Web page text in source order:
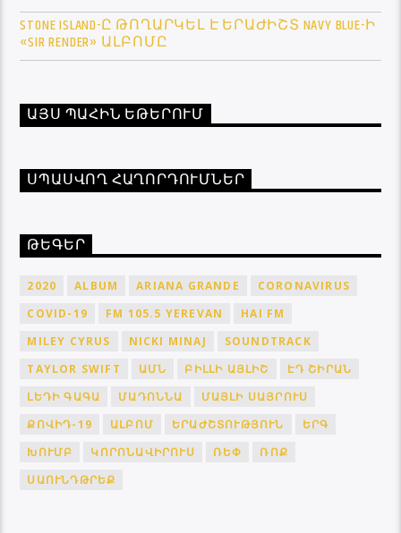
STONE ISLAND-Ը ԹՈՂԱՐԿԵԼ Է ԵՐԱԺԻՇՏ NAVY BLUE-Ի
«SIR RENDER» ԱԼԲՈՄԸ
ԱՅՍ ՊԱՀԻՆ ԵԹԵՐՈՒՄ
ՍՊԱՍՎՈՂ ՀԱՂՈՐԴՈՒՄՆԵՐ
ԹԵԳԵՐ
2020 ALBUM ARIANA GRANDE
CORONAVIRUS
COVID-19
FM 105.5 YEREVAN
HAI FM
MILEY CYRUS
NICKI MINAJ
SOUNDTRACK
TAYLOR SWIFT
ԱՄՆ ԲԻԼԼԻ ԱՅԼԻՇ
ԷԴ ՇԻՐԱՆ
ԼԵԴԻ ԳԱԳԱ
ՄԱԴՈՆՆԱ
ՄԱՅԼԻ ՍԱՅՐՈՒՍ
ՔՈՎԻԴ-19
ԱԼԲՈՄ ԵՐԱԺՇՏՈՒԹՅՈՒՆ
ԵՐԳ
ԽՈՒՄԲ
ԿՈՐՈՆԱՎԻՐՈՒՍ ՌԵՓ
ՌՈՔ
ՍԱՈՒՆԴԹՐԵՔ